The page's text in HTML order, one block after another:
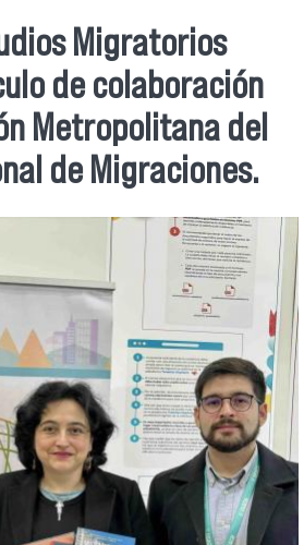
aquí
Migratorios
de colaboración
Metropolitana del
de Migraciones.